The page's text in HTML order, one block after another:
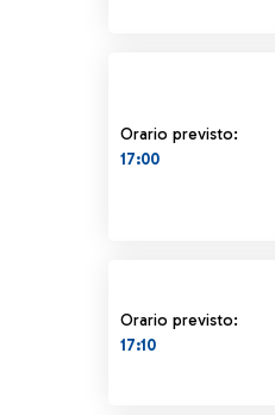
Orario previsto:
17:00
Orario previsto:
17:10